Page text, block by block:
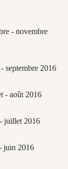
- novembre
septembre 2016
- août 2016
juillet 2016
juin 2016